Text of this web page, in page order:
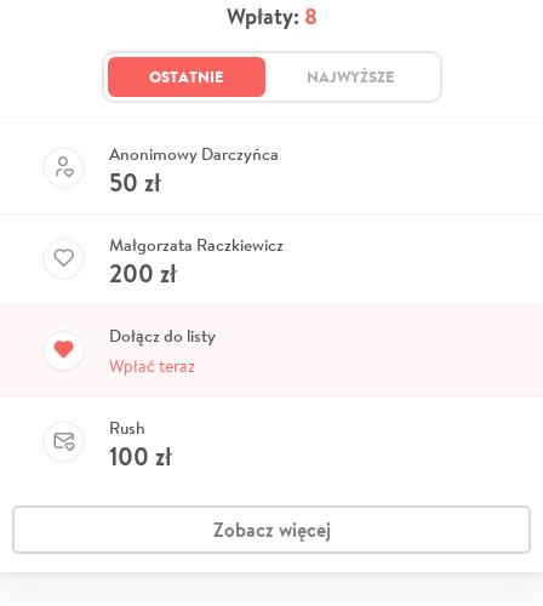
Wpłaty: 8
OSTATNIE NAJWYŻSZE
Anonimowy Darczyńca
50 zł
Małgorzata Raczkiewicz
200 zł
Dołącz do listy
Wpłać teraz
Rush
100 zł
Zobacz więcej